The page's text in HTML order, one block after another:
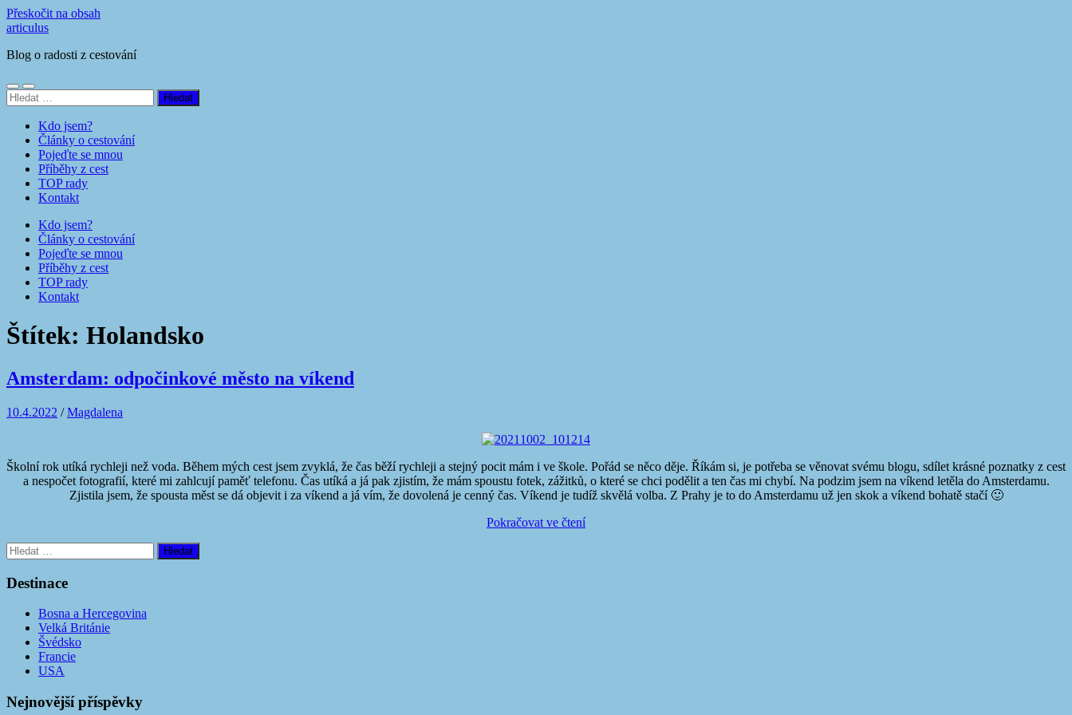
Přeskočit na obsah
articulus
Blog o radosti z cestování
Přepnout
mobilní
Přepnout
vyhledávací
Vyhledávání
Kdo jsem?
Články o cestování
Pojeďte se mnou
Příběhy z cest
TOP rady
Kontakt
Kdo jsem?
Články o cestování
Pojeďte se mnou
Příběhy z cest
TOP rady
Kontakt
Štítek: Holandsko
Amsterdam: odpočinkové město na víkend
10.4.2022 /Magdalena
Školní rok utíká rychleji než voda. Během mých cest jsem zvyklá, že čas běží rychleji a stejný pocit mám i ve škole. Pořád se něco děje. Říkám si, je potřeba se věnovat svému blogu, sdílet krásné poznatky z cest
a nespočet fotografií, které mi zahlcují paměť telefonu. Čas utíká a já pak zjistím, že mám spoustu fotek, zážitků, o které se chci podělit a ten čas mi chybí. Na podzim jsem na víkend letěla do Amsterdamu.
Zjistila jsem, že spousta měst se dá objevit i za víkend a já vím, že dovolená je cenný čas. Víkend je tudíž skvělá volba. Z Prahy je to do Amsterdamu už jen skok a víkend bohatě stačí 🙂
Pokračovat ve čtení
Vyhledávání
Destinace
Bosna a Hercegovina
Velká Británie
Švédsko
Francie
USA
Nejnovější příspěvky